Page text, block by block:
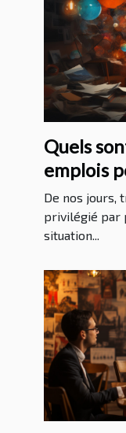
Quels
emplois
sans
De nos jours,
privilégié par
situation...